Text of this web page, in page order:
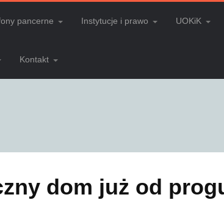
pancerne Instytucje i prawo UOKiK
Kontakt
dom już od